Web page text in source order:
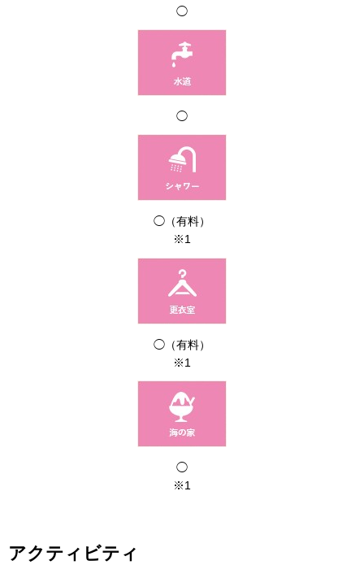
◯
◯
◯（有料）
※1
◯（有料）
※1
◯
※1
アクティビティ